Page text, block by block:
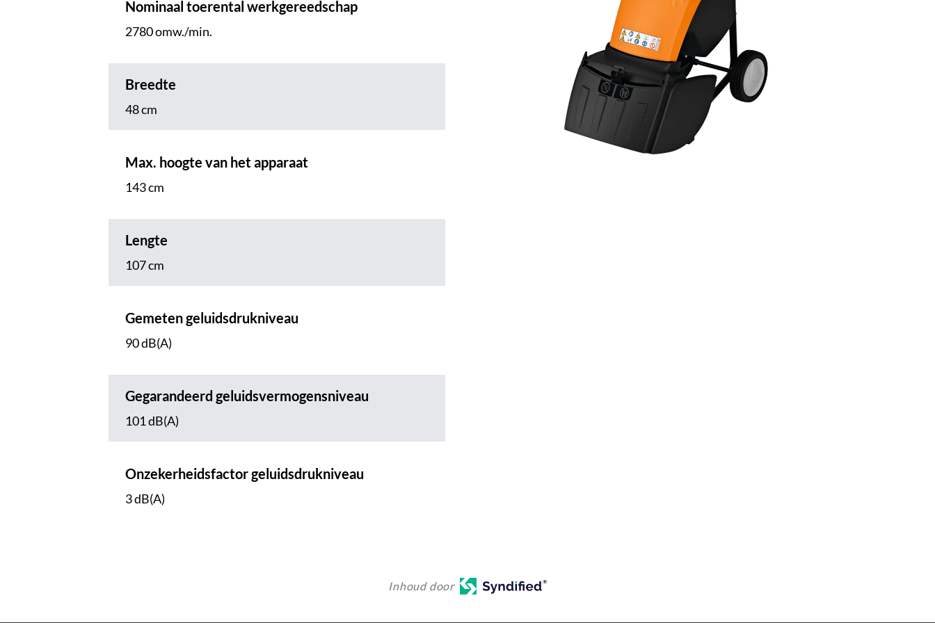
Nominaal toerental werkgereedschap
2780 omw./min.
Breedte
48 cm
Max. hoogte van het apparaat
143 cm
Lengte
107 cm
Gemeten geluidsdrukniveau
90 dB(A)
Gegarandeerd geluidsvermogensniveau
101 dB(A)
Onzekerheidsfactor geluidsdrukniveau
3 dB(A)
Inhoud door